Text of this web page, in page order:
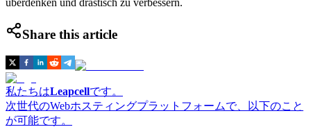
überdenken und drastisch zu verbessern.
Share this article
私たちはLeapcellです。
次世代のWebホスティングプラットフォームで、以下のこと
が可能です。